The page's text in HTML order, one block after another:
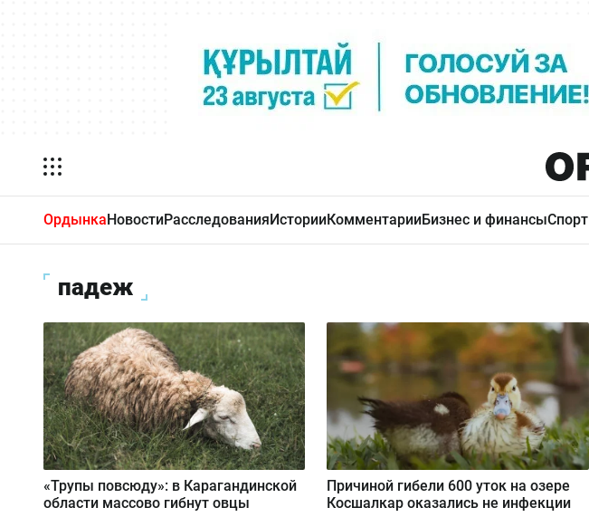
ОрдынкаНовостиРасследованияИсторииКомментарииБизнес и финансыСпорт
падеж
«Трупы повсюду»: в Карагандинской
области массово гибнут овцы
Причиной гибели 600 уток на озере
Косшалкар оказались не инфекции